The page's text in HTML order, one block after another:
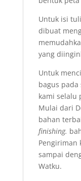
Untuk isi
dibuat
yang
Untuk
bagus
kami selalu
Mulai dari
bahan
finishing.
Pengiriman
sampai
Watku.